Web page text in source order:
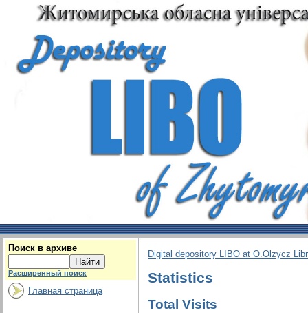
Поиск в архиве
Расширенный поиск
Главная страница
Digital depository LIBO at O.Olzycz
Statistics
Total Visits